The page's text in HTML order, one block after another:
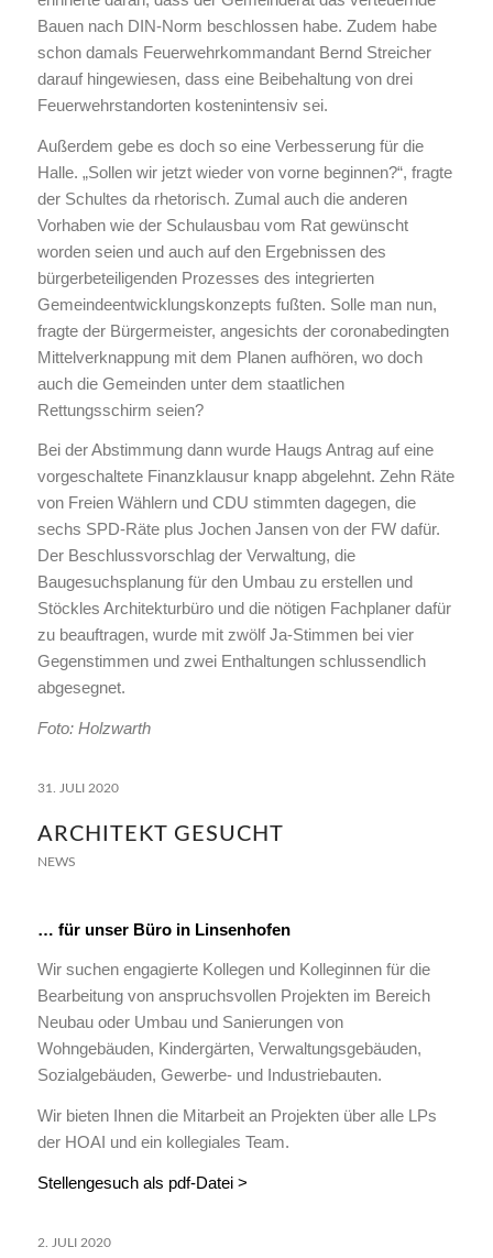
Bauen nach DIN-Norm beschlossen habe. Zudem habe
schon damals Feuerwehrkommandant Bernd Streicher
darauf hingewiesen, dass eine Beibehaltung von drei
Feuerwehrstandorten kostenintensiv sei.
Außerdem gebe es doch so eine Verbesserung für die
Halle. „Sollen wir jetzt wieder von vorne beginnen?“, fragte
der Schultes da rhetorisch. Zumal auch die anderen
Vorhaben wie der Schulausbau vom Rat gewünscht
worden seien und auch auf den Ergebnissen des
bürgerbeteiligenden Prozesses des integrierten
Gemeindeentwicklungskonzepts fußten. Solle man nun,
fragte der Bürgermeister, angesichts der coronabedingten
Mittelverknappung mit dem Planen aufhören, wo doch
auch die Gemeinden unter dem staatlichen
Rettungsschirm seien?
Bei der Abstimmung dann wurde Haugs Antrag auf eine
vorgeschaltete Finanzklausur knapp abgelehnt. Zehn Räte
von Freien Wählern und CDU stimmten dagegen, die
sechs SPD-Räte plus Jochen Jansen von der FW dafür.
Der Beschlussvorschlag der Verwaltung, die
Baugesuchsplanung für den Umbau zu erstellen und
Stöckles Architekturbüro und die nötigen Fachplaner dafür
zu beauftragen, wurde mit zwölf Ja-Stimmen bei vier
Gegenstimmen und zwei Enthaltungen schlussendlich
abgesegnet.
Foto: Holzwarth
31. JULI 2020
ARCHITEKT GESUCHT
NEWS
… für unser Büro in Linsenhofen
Wir suchen engagierte Kollegen und Kolleginnen für die
Bearbeitung von anspruchsvollen Projekten im Bereich
Neubau oder Umbau und Sanierungen von
Wohngebäuden, Kindergärten, Verwaltungsgebäuden,
Sozialgebäuden, Gewerbe- und Industriebauten.
Wir bieten Ihnen die Mitarbeit an Projekten über alle LPs
der HOAI und ein kollegiales Team.
Stellengesuch als pdf-Datei >
2. JULI 2020